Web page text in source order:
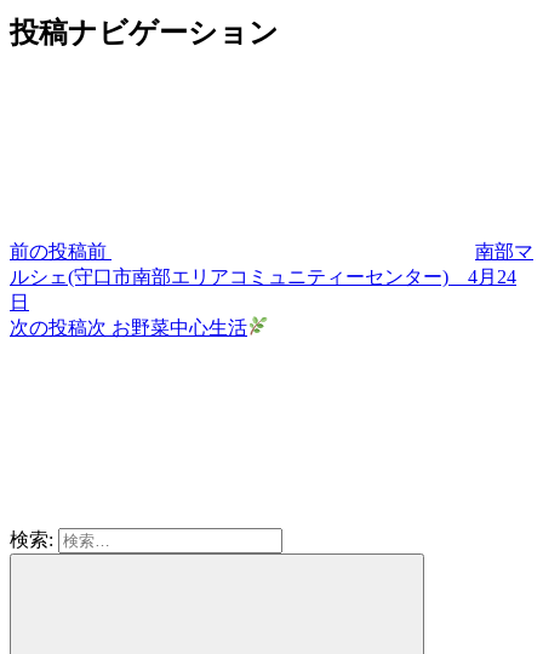
投稿ナビゲーション
前の投稿前
南部マ
ルシェ(守口市南部エリアコミュニティーセンター) 4月24
日
次の投稿次 お野菜中心生活
検索: